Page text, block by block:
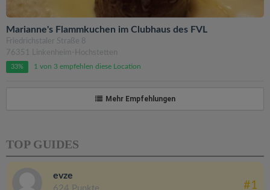
Marianne's Flammkuchen im Clubhaus des FVL
Friedrichstaler Straße 8
76351 Linkenheim-Hochstetten
33% 1 von 3 empfehlen diese Location
Mehr Empfehlungen
TOP GUIDES
evze
#1